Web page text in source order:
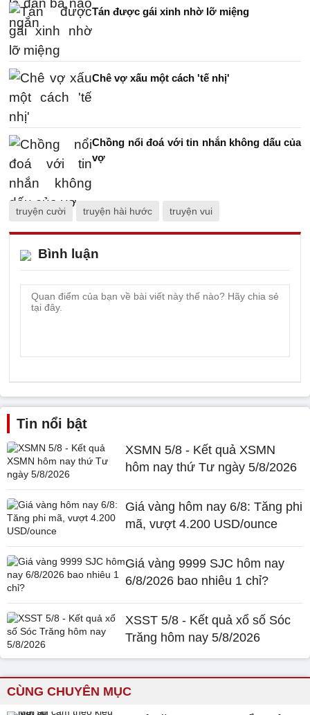
Tán được gái xinh nhờ lỡ miệng
Chê vợ xấu một cách 'tế nhị'
Chồng nổi đoá với tin nhắn không dấu của
vợ
truyện cười truyện hài hước truyện vui
Bình luận
Tin nổi bật
XSMN 5/8 - Kết quả XSMN
hôm nay thứ Tư ngày 5/8/2026
Giá vàng hôm nay 6/8: Tăng phi
mã, vượt 4.200 USD/ounce
Giá vàng 9999 SJC hôm nay
6/8/2026 bao nhiêu 1 chỉ?
XSST 5/8 - Kết quả xổ số Sóc
Trăng hôm nay 5/8/2026
CÙNG CHUYÊN MỤC